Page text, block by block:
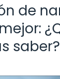
de
saber?